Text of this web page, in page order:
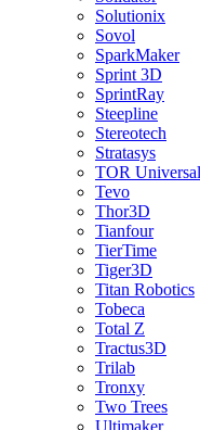
Solutionix
Sovol
SparkMaker
Sprint 3D
SprintRay
Steepline
Stereotech
Stratasys
TOR Universal
Tevo
Thor3D
Tianfour
TierTime
Tiger3D
Titan Robotics
Tobeca
Total Z
Tractus3D
Trilab
Tronxy
Two Trees
Ultimaker